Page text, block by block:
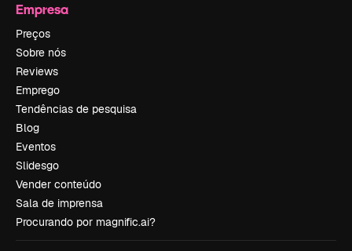
Empresa
Preços
Sobre nós
Reviews
Emprego
Tendências de pesquisa
Blog
Eventos
Slidesgo
Vender conteúdo
Sala de imprensa
Procurando por magnific.ai?